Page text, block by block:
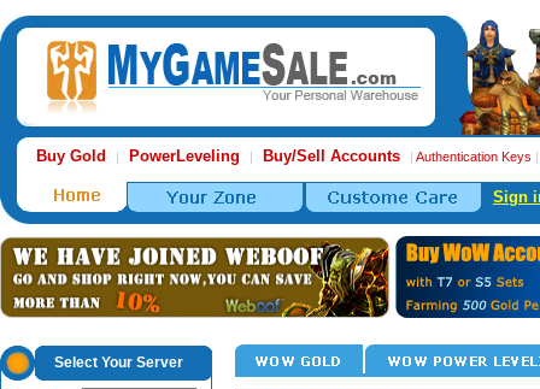
Buy Gold | PowerLeveling | Buy/Sell Accounts | Authentication Keys
Sign
Select Your Server